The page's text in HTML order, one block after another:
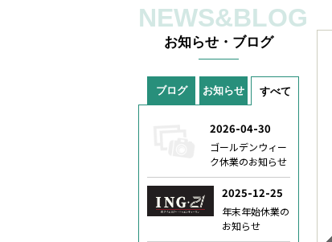
NEWS&BLOG
お知らせ・ブログ
すべて
お知らせ
ブログ